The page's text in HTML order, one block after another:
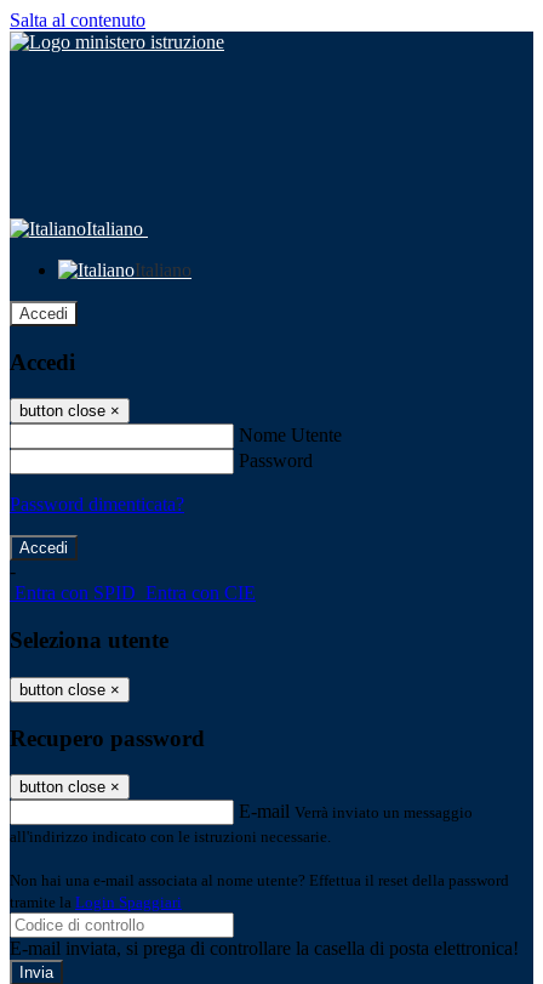
Salta al contenuto
Italiano
Italiano
Accedi
Accedi
button close ×
Nome Utente
Password
Password dimenticata?
-
Entra con SPID Entra con CIE
Seleziona utente
button close ×
Recupero password
button close ×
E-mail Verrà inviato un messaggio
all'indirizzo indicato con le istruzioni necessarie.
Non hai una e-mail associata al nome utente? Effettua il reset della password
tramite la Login Spaggiari
E-mail inviata, si prega di controllare la casella di posta elettronica!